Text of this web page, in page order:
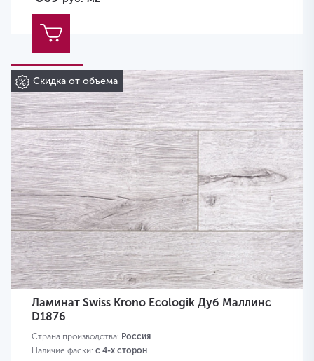
Скидка от объема
Ламинат Swiss Krono Ecologik Дуб Маллинс
D1876
Страна производства: Россия
Наличие фаски: с 4-х сторон